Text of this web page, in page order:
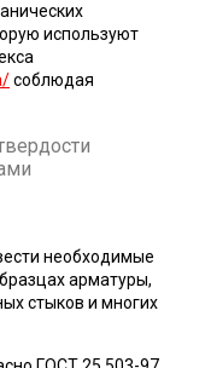
используют
соблюдая
необходимые
арматуры,
стыков и многих